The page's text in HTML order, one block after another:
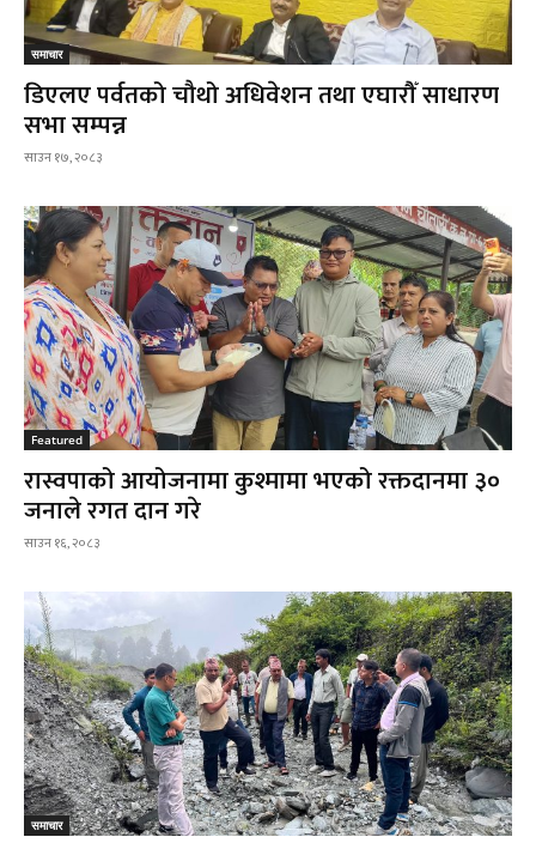
समाचार
डिएलए पर्वतको चौथो अधिवेशन तथा एघारौँ साधारण
सभा सम्पन्न
साउन १७, २०८३
Featured
रास्वपाको आयोजनामा कुश्मामा भएको रक्तदानमा ३०
जनाले रगत दान गरे
साउन १६, २०८३
समाचार